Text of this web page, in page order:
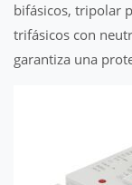
bifásicos, tripolar
trifásicos con
garantiza una